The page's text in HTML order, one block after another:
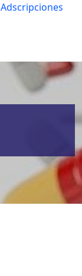
Adscripciones